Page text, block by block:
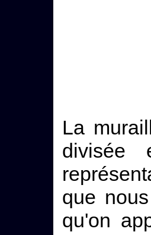
La
divisée
que
qu'on